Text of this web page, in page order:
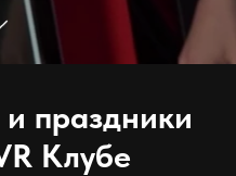
праздники
Клубе